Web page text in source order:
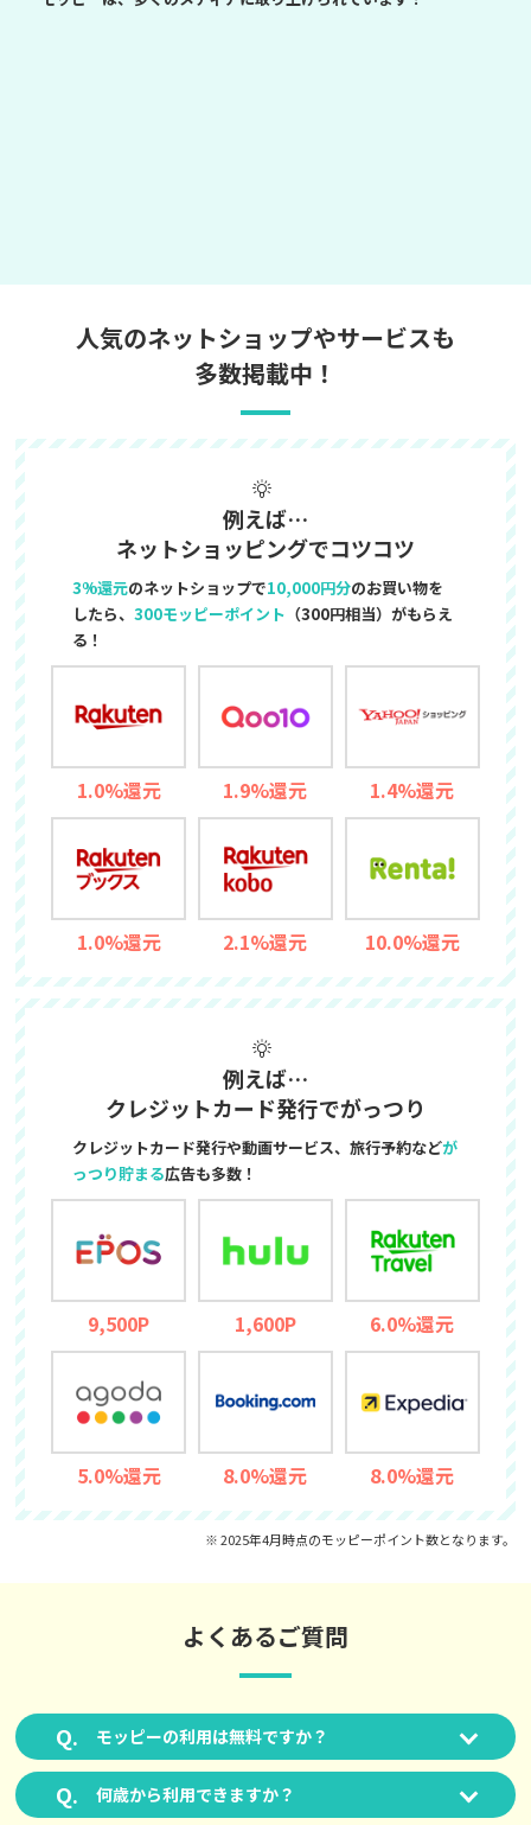
人気のネットショップやサービスも
多数掲載中！
例えば…
ネットショッピングでコツコツ
3%還元のネットショップで10,000円分のお買い物を
したら、300モッピーポイント （300円相当）がもらえ
る！
1.0%還元 1.9%還元 1.4%還元
1.0%還元 2.1%還元 10.0%還元
例えば…
クレジットカード発行でがっつり
クレジットカード発行や動画サービス、旅行予約などが
っつり貯まる広告も多数！
9,500P 1,600P 6.0%還元
5.0%還元 8.0%還元 8.0%還元
※ 2025年4月時点のモッピーポイント数となります。
よくあるご質問
モッピーの利用は無料ですか？
何歳から利用できますか？